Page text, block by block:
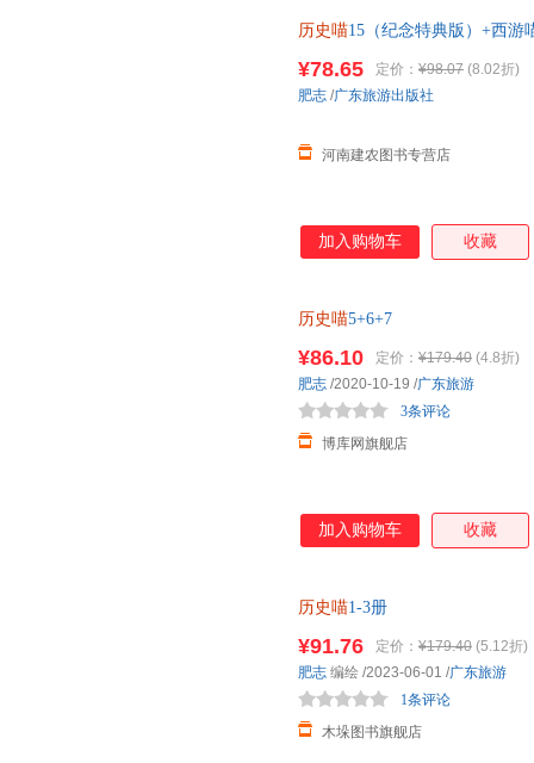
历史喵15（纪念特典版）+西游
¥78.65 定价： ¥98.07 (8.02折)
河南建农图书专营店
肥志 /广东旅游出版社
加入购物车 收藏
历史喵5+6+7
¥86.10 定价： ¥179.40 (4.8折)
博库网旗舰店
3条评论
肥志 /2020-10-19 /广东旅游
加入购物车 收藏
历史喵1-3册
¥91.76 定价： ¥179.40 (5.12折)
木垛图书旗舰店
1条评论
肥志 编绘 /2023-06-01 /广东旅游